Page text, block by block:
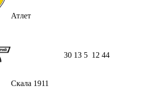
Атлет
Скала 1911
30 13 5 12 44